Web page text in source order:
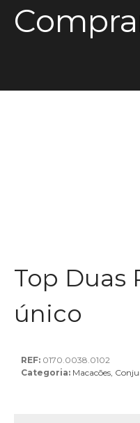
Top Duas
único
REF: 0170.0038.0102
Categoria: Macacões,